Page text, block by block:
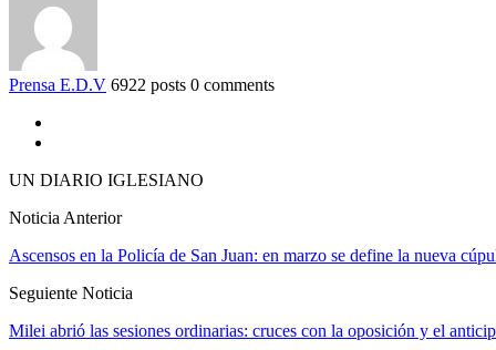
Prensa E.D.V 6922 posts 0 comments
UN DIARIO IGLESIANO
Noticia Anterior
Ascensos en la Policía de San Juan: en marzo se define la nueva
Seguiente Noticia
Milei abrió las sesiones ordinarias: cruces con la oposición y el